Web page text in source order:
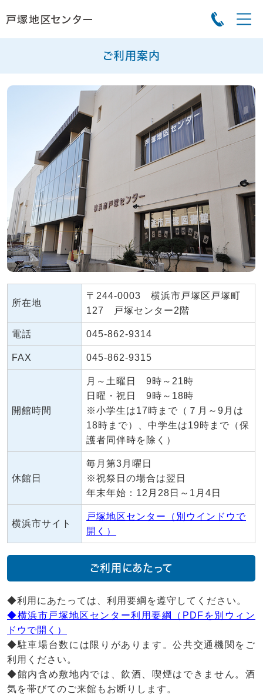
ご利用案内
所在地
〒244-0003 横浜市戸塚区戸塚町
127 戸塚センター2階
電話 045-862-9314
FAX 045-862-9315
開館時間
月～土曜日 9時～21時
日曜・祝日 9時～18時
※小学生は17時まで（７月～9月は
18時まで）、中学生は19時まで（保
護者同伴時を除く）
休館日
毎月第3月曜日
※祝祭日の場合は翌日
年末年始：12月28日～1月4日
横浜市サイト
戸塚地区センター（別ウインドウで
開く）
ご利用にあたって
◆利用にあたっては、利用要綱を遵守してください。
◆横浜市戸塚地区センター利用要綱（PDFを別ウィン
ドウで開く）
◆駐車場台数には限りがあります。公共交通機関をご
利用ください。
◆館内含め敷地内では、飲酒、喫煙はできません。酒
気を帯びてのご来館もお断りします。